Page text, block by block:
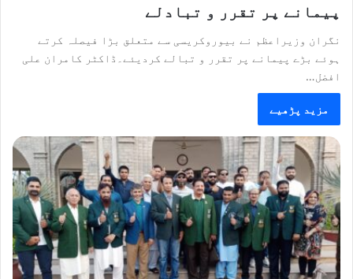
پیمانے پر تقرر و تبادلے
نگران وزیراعظم نے بیوروکریسی سے متعلق بڑا فیصلہ کرتے
ہوئے بڑے پیمانے پر تقرر و تبالے کردیئے۔ڈاکٹر کامران علی
افضل…
مزید پڑھیے